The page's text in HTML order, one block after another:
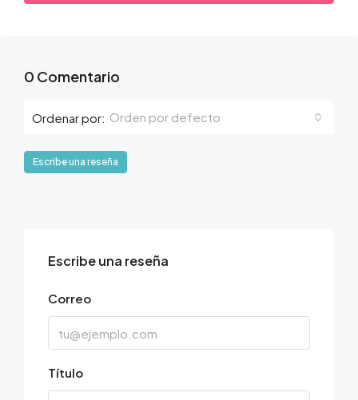
0 Comentario
Ordenar por: Orden por defecto
Escribe una reseña
Escribe una reseña
Correo
Título